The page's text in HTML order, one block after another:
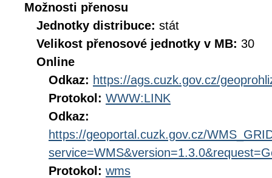
Možnosti přenosu
Jednotky distribuce: stát
Velikost přenosové jednotky v MB: 30
Online
Odkaz: https://ags.cuzk.gov.cz/
Protokol: WWW:LINK
Odkaz:
https://geoportal.cuzk.gov.cz/
Protokol: wms